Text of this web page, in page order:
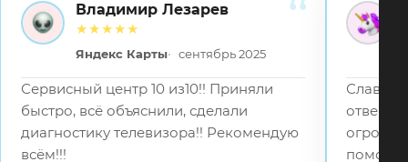
ВЛ
Владимир Лезарев
★★★★★
Яндекс Карты сентябрь 2025
Сервисный центр 10 из10!! Приняли
быстро, всё объяснили, сделали
диагностику телевизора!! Рекомендую
всём!!!
ВВ
Слава
помошь